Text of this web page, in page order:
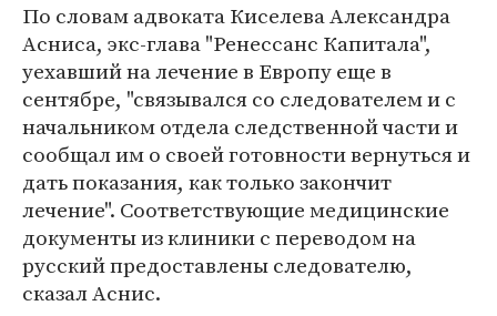
По словам адвоката Киселева Александра
Асниса, экс-глава "Ренессанс Капитала",
уехавший на лечение в Европу еще в
сентябре, "связывался со следователем и с
начальником отдела следственной части и
сообщал им о своей готовности вернуться и
дать показания, как только закончит
лечение". Соответствующие медицинские
документы из клиники с переводом на
русский предоставлены следователю,
сказал Аснис.